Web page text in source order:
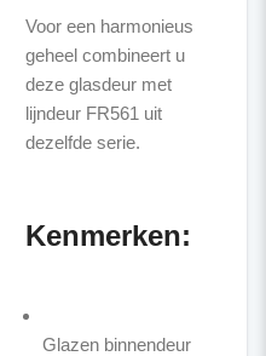
Voor een harmonieus
geheel combineert u
deze glasdeur met
lijndeur FR561 uit
dezelfde serie.
Kenmerken:
Glazen binnendeur